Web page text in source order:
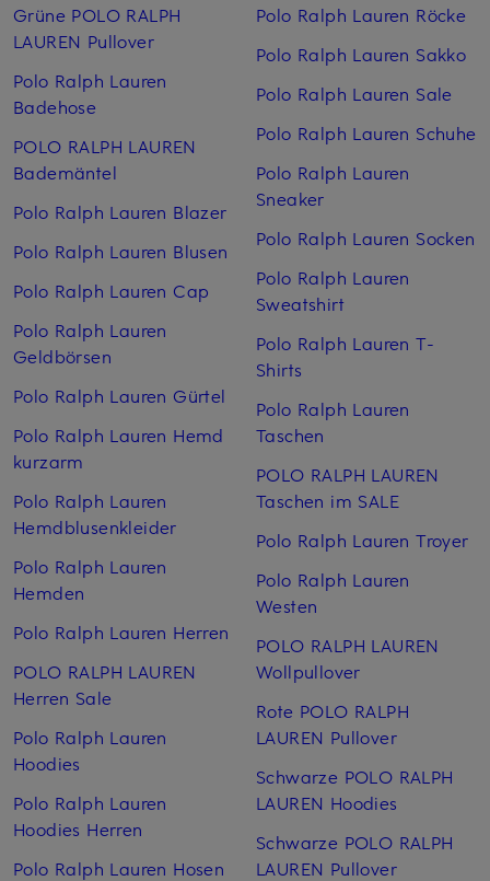
Grüne POLO RALPH
LAUREN Pullover
Polo Ralph Lauren
Badehose
POLO RALPH LAUREN
Bademäntel
Polo Ralph Lauren Blazer
Polo Ralph Lauren Blusen
Polo Ralph Lauren Cap
Polo Ralph Lauren
Geldbörsen
Polo Ralph Lauren Gürtel
Polo Ralph Lauren Hemd
kurzarm
Polo Ralph Lauren
Hemdblusenkleider
Polo Ralph Lauren
Hemden
Polo Ralph Lauren Herren
POLO RALPH LAUREN
Herren Sale
Polo Ralph Lauren
Hoodies
Polo Ralph Lauren
Hoodies Herren
Polo Ralph Lauren Hosen
Polo Ralph Lauren Röcke
Polo Ralph Lauren Sakko
Polo Ralph Lauren Sale
Polo Ralph Lauren Schuhe
Polo Ralph Lauren
Sneaker
Polo Ralph Lauren Socken
Polo Ralph Lauren
Sweatshirt
Polo Ralph Lauren T-
Shirts
Polo Ralph Lauren
Taschen
POLO RALPH LAUREN
Taschen im SALE
Polo Ralph Lauren Troyer
Polo Ralph Lauren
Westen
POLO RALPH LAUREN
Wollpullover
Rote POLO RALPH
LAUREN Pullover
Schwarze POLO RALPH
LAUREN Hoodies
Schwarze POLO RALPH
LAUREN Pullover